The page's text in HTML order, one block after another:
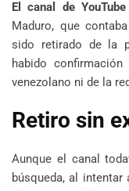
El canal de YouTube
Maduro, que
sido retirado de la
habido
venezolano ni de la
Retiro sin
Aunque el canal
búsqueda, al intentar